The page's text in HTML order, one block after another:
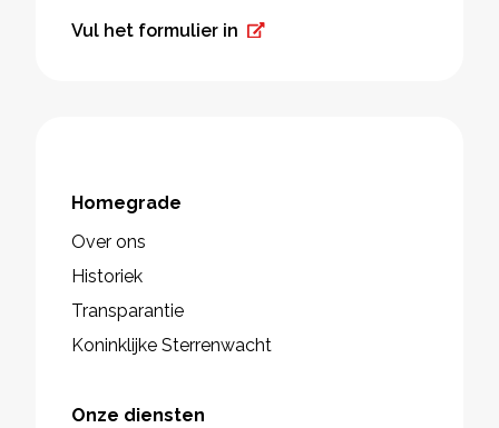
Vul het formulier in
Homegrade
Over ons
Historiek
Transparantie
Koninklijke Sterrenwacht
Onze diensten